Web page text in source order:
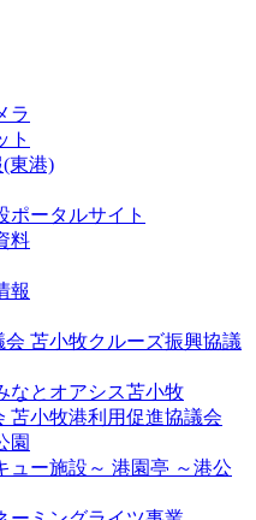
ラ
ト
東港)
ポータルサイト
料
報
苫小牧クルーズ振興協議
なとオアシス苫小牧
苫小牧港利用促進協議会
園
港園亭 ～港公